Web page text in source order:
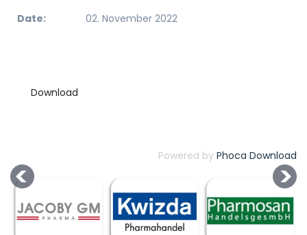
Date:
02. November 2022
Powered by Phoca Download